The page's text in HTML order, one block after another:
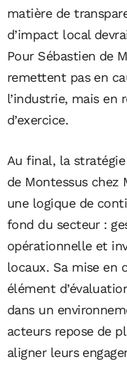
matière de
d’impact local
Pour Sébastien de
remettent pas en
l’industrie, mais en
d’exercice.
Au final, la
de Montessus chez
une logique de
fond du secteur :
opérationnelle et
locaux. Sa mise en
élément
dans un
acteurs repose de
aligner leurs